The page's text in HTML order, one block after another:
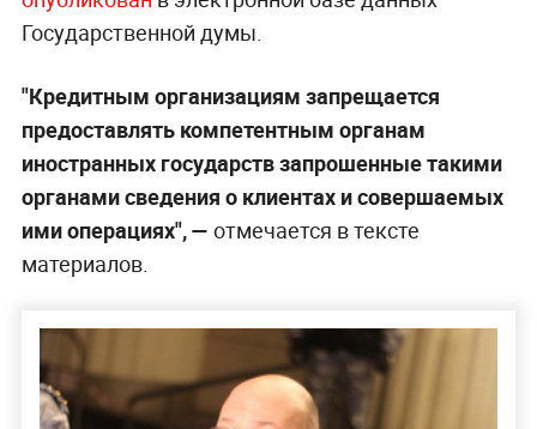
Государственной думы.
"Кредитным организациям запрещается
предоставлять компетентным органам
иностранных государств запрошенные такими
органами сведения о клиентах и совершаемых
ими операциях", — отмечается в тексте
материалов.